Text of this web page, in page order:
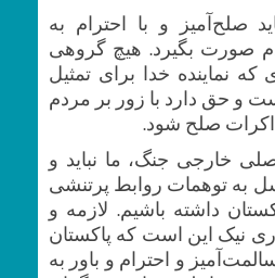
صلح‌آمیز و با احترام به
صورت بگیرد. هیچ گروهی
که نماینده خدا برای تمثیل
و حق دارد با زور بر مردم
صلح شود.
خارجی جنگ، ما نباید و
به توهمات روابط پر‌تنشی
داشته باشیم. لازمه و
نیک این است که پاکستان
و احترام و باور به